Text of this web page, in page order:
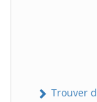
Trouver